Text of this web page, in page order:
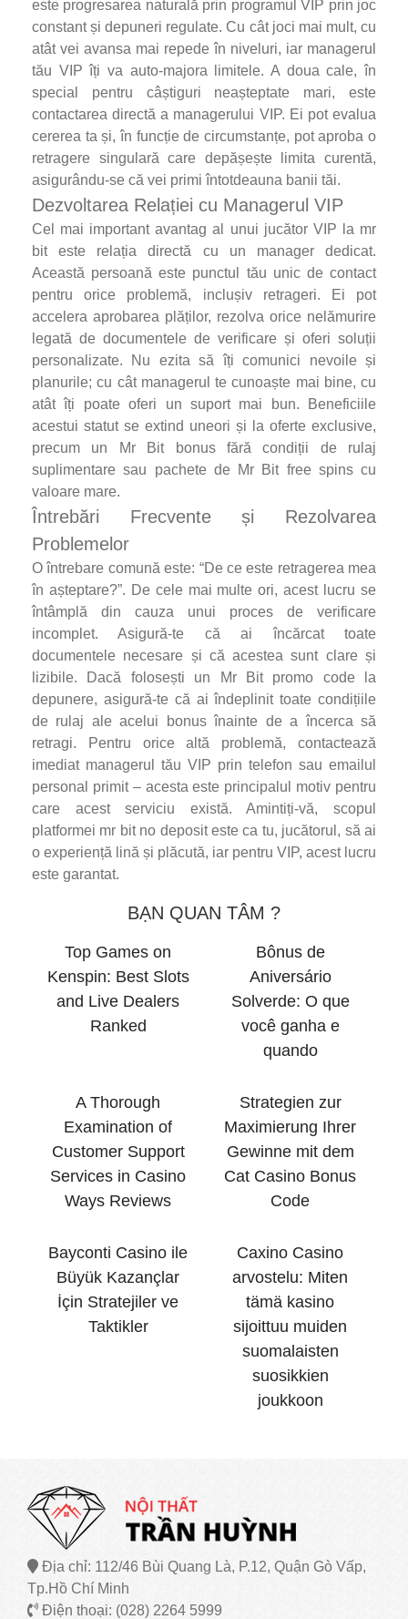
este progresarea naturală prin programul VIP prin joc
constant și depuneri regulate. Cu cât joci mai mult, cu
atât vei avansa mai repede în niveluri, iar managerul
tău VIP îți va auto-majora limitele. A doua cale, în
special pentru câștiguri neașteptate mari, este
contactarea directă a managerului VIP. Ei pot evalua
cererea ta și, în funcție de circumstanțe, pot aproba o
retragere singulară care depășește limita curentă,
asigurându-se că vei primi întotdeauna banii tăi.
Dezvoltarea Relației cu Managerul VIP
Cel mai important avantag al unui jucător VIP la mr
bit este relația directă cu un manager dedicat.
Această persoană este punctul tău unic de contact
pentru orice problemă, inclușiv retrageri. Ei pot
accelera aprobarea plăților, rezolva orice nelămurire
legată de documentele de verificare și oferi soluții
personalizate. Nu ezita să îți comunici nevoile și
planurile; cu cât managerul te cunoaște mai bine, cu
atât îți poate oferi un suport mai bun. Beneficiile
acestui statut se extind uneori și la oferte exclusive,
precum un Mr Bit bonus fără condiții de rulaj
suplimentare sau pachete de Mr Bit free spins cu
valoare mare.
Întrebări Frecvente și Rezolvarea
Problemelor
O întrebare comună este: “De ce este retragerea mea
în așteptare?”. De cele mai multe ori, acest lucru se
întâmplă din cauza unui proces de verificare
incomplet. Asigură-te că ai încărcat toate
documentele necesare și că acestea sunt clare și
lizibile. Dacă folosești un Mr Bit promo code la
depunere, asigură-te că ai îndeplinit toate condițiile
de rulaj ale acelui bonus înainte de a încerca să
retragi. Pentru orice altă problemă, contactează
imediat managerul tău VIP prin telefon sau emailul
personal primit – acesta este principalul motiv pentru
care acest serviciu există. Amintiți-vă, scopul
platformei mr bit no deposit este ca tu, jucătorul, să ai
o experiență lină și plăcută, iar pentru VIP, acest lucru
este garantat.
BẠN QUAN TÂM ?
Top Games on
Kenspin: Best Slots
and Live Dealers
Ranked
Bônus de
Aniversário
Solverde: O que
você ganha e
quando
A Thorough
Examination of
Customer Support
Services in Casino
Ways Reviews
Strategien zur
Maximierung Ihrer
Gewinne mit dem
Cat Casino Bonus
Code
Bayconti Casino ile
Büyük Kazançlar
İçin Stratejiler ve
Taktikler
Caxino Casino
arvostelu: Miten
tämä kasino
sijoittuu muiden
suomalaisten
suosikkien
joukkoon
Địa chỉ: 112/46 Bùi Quang Là, P.12, Quận Gò Vấp,
Tp.Hồ Chí Minh
Điện thoại: (028) 2264 5999